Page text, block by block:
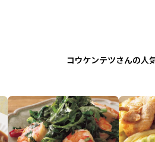
コウケンテツさんの人